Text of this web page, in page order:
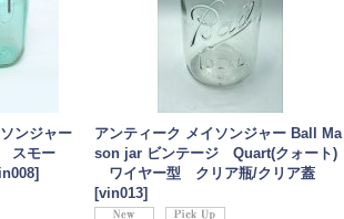
ンジャー
スモー
]
アンティーク メイソンジャー Ball Ma
son jar ビンテージ Quart(クォート)
ワイヤー型 クリア瓶/クリア蓋
[vin013]